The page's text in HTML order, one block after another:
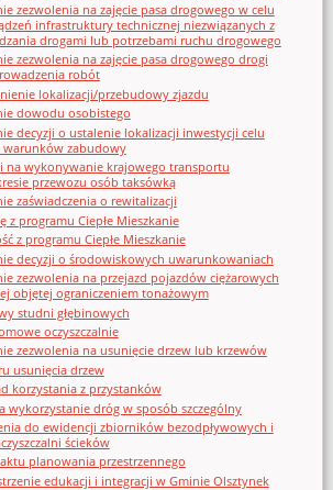
zezwolenia na zajęcie pasa drogowego w celu
infrastruktury technicznej niezwiązanych z
drogami lub potrzebami ruchu drogowego
zezwolenia na zajęcie pasa drogowego drogi
robót
lokalizacji/przebudowy zjazdu
dowodu osobistego
decyzji o ustalenie lokalizacji inwestycji celu
warunków zabudowy
na wykonywanie krajowego transportu
przewozu osób taksówką
zaświadczenia o rewitalizacji
z programu Ciepłe Mieszkanie
z programu Ciepłe Mieszkanie
decyzji o środowiskowych uwarunkowaniach
zezwolenia na przejazd pojazdów ciężarowych
objętej ograniczeniem tonażowym
studni głębinowych
oczyszczalnie
zezwolenia na usunięcie drzew lub krzewów
usunięcia drzew
korzystania z przystanków
wykorzystanie dróg w sposób szczególny
do ewidencji zbiorników bezodpływowych i
ścieków
planowania przestrzennego
edukacji i integracji w Gminie Olsztynek